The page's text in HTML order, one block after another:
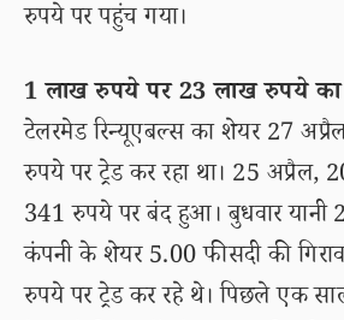
रुपये पर पहुंच गया।
1 लाख रुपये पर 23 लाख रुपये का
टेलरमेड रिन्यूएबल्स का शेयर 27
रुपये पर ट्रेड कर रहा था। 25
341 रुपये पर बंद हुआ। बुधवार
कंपनी के शेयर 5.00 फीसदी की
रुपये पर ट्रेड कर रहे थे। पिछले एक